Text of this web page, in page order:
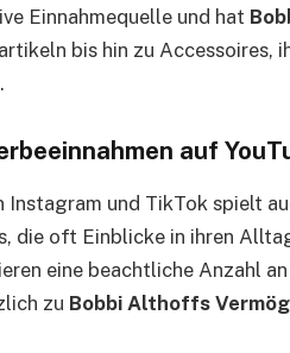
Einnahmequelle und hat
bis hin zu Accessoires,
auf
Instagram und TikTok spielt
die oft Einblicke in ihren
eine beachtliche Anzahl
zu Bobbi Althoffs